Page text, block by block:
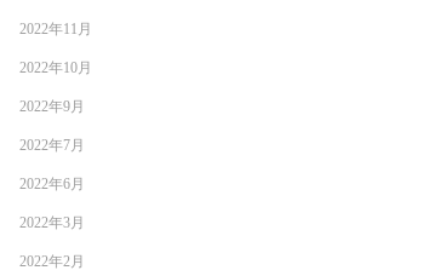
2022年11月
2022年10月
2022年9月
2022年7月
2022年6月
2022年3月
2022年2月